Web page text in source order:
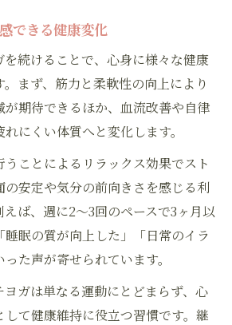
できる健康変化
続けることで、心身に様々な健康
まず、筋力と柔軟性の向上により
が期待できるほか、血流改善や自律
にくい体質へと変化します。
うことによるリラックス効果でスト
の安定や気分の前向きさを感じる利
ば、週に2～3回のペースで3ヶ月以
睡眠の質が向上した」「日常のイラ
た声が寄せられています。
ヨガは単なる運動にとどまらず、心
て健康維持に役立つ習慣です。継